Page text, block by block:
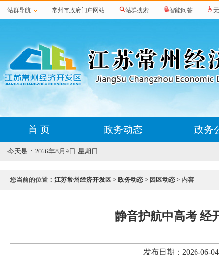
站群导航 常州市政府门户网站 站群搜索 智能问答
首 页 政务动态 政务
今天是： 2026年8月9日 星期日
您当前的位置： 江苏常州经济开发区 > 政务动态 > 园区动态 > 内容
静音护航中高考 经
发布日期：2026-06-